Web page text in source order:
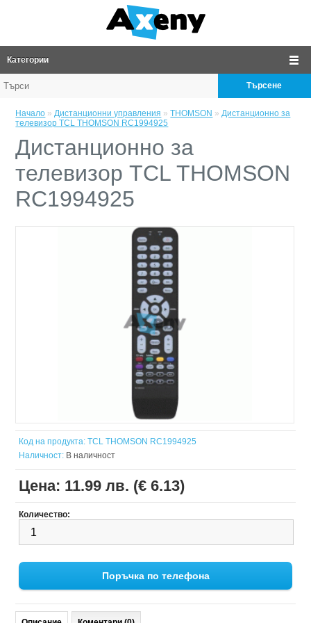
Категории
Търсене
Начало »Дистанционни управления »THOMSON »Дистанционно за
телевизор TCL THOMSON RC1994925
Дистанционно за
телевизор TCL THOMSON
RC1994925
Код на продукта: TCL THOMSON RC1994925
Наличност: В наличност
Цена: 11.99 лв. (€ 6.13)
Количество:
Поръчка по телефона